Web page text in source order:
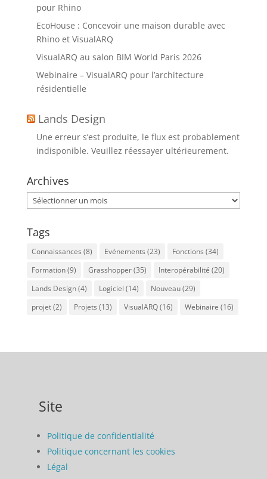
pour Rhino
EcoHouse : Concevoir une maison durable avec
Rhino et VisualARQ
VisualARQ au salon BIM World Paris 2026
Webinaire – VisualARQ pour l’architecture
résidentielle
Lands Design
Une erreur s’est produite, le flux est probablement
indisponible. Veuillez réessayer ultérieurement.
Archives
Archives
Tags
Connaissances (8) Evénements (23) Fonctions (34)
Formation(9) Grasshopper(35) Interopérabilité (20)
Lands Design(4) Logiciel (14) Nouveau(29)
projet(2) Projets (13) VisualARQ(16) Webinaire (16)
Site
Politique de confidentialité
Politique concernant les cookies
Légal